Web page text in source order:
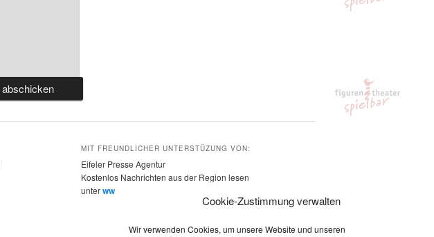
Cookie-Zustimmung verwalten
Wir verwenden Cookies, um unsere Website und unseren
MIT FREUNDLICHER UNTERSTÜZUNG VON:
Eifeler Presse Agentur
Kostenlos Nachrichten aus der Region lesen
unterwww.eifeler-presse-agentur.de